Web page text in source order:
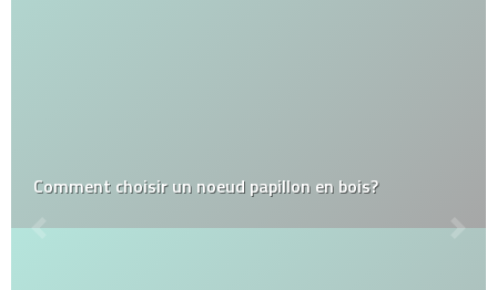
Comment choisir un noeud papillon en bois?